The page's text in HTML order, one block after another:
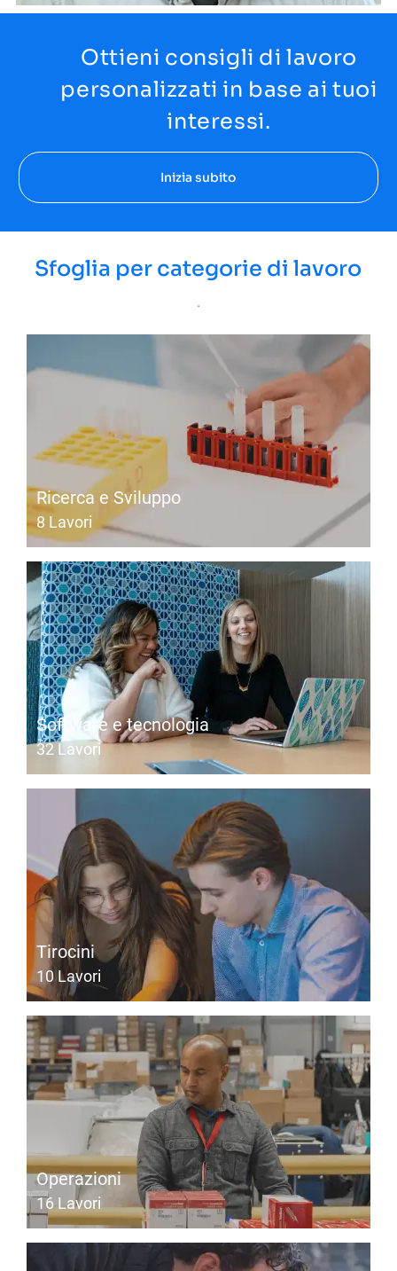
Ottieni consigli di lavoro
personalizzati in base ai tuoi
interessi.
Inizia subito
Sfoglia per categorie di lavoro
.
Ricerca e Sviluppo
8 Lavori
Software e tecnologia
32 Lavori
Tirocini
10 Lavori
Operazioni
16Lavori